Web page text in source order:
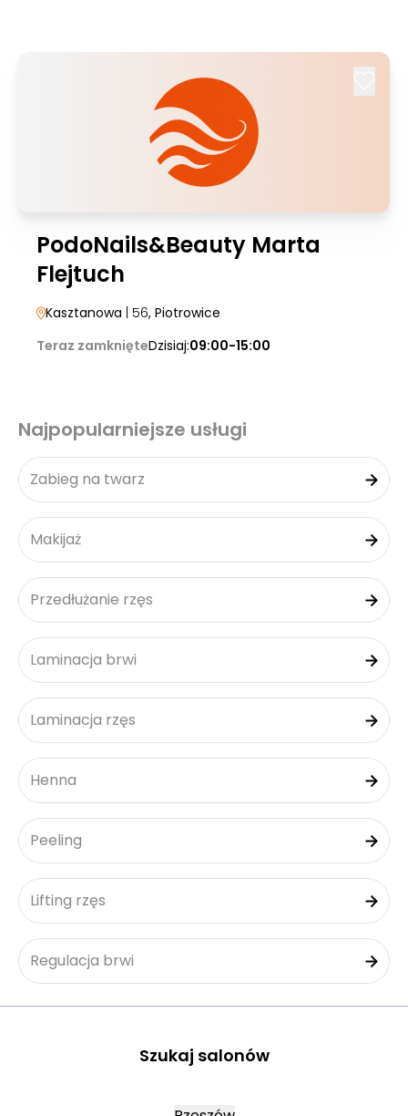
PodoNails&Beauty Marta
Flejtuch
Kasztanowa | 56, Piotrowice
Teraz zamknięteDzisiaj:09:00-15:00
Najpopularniejsze usługi
Zabieg na twarz
Makijaż
Przedłużanie rzęs
Laminacja brwi
Laminacja rzęs
Henna
Peeling
Lifting rzęs
Regulacja brwi
Szukaj salonów